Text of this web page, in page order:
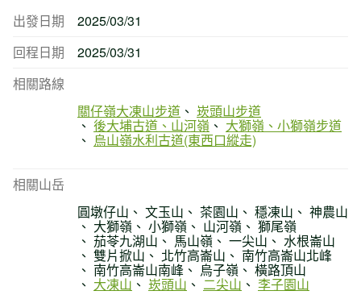
出發日期
2025/03/31
回程日期
2025/03/31
相關路線
關仔嶺大凍山步道
崁頭山步道
後大埔古道、山河嶺 大獅嶺、小獅嶺步道
烏山嶺水利古道(東西口縱走)
相關山岳
圓墩仔山
文玉山 茶園山 穩凍山 神農山
大獅嶺 小獅嶺 山河嶺 獅尾嶺
茄苓九湖山 馬山嶺 一尖山 水根崙山
雙片掀山 北竹高崙山 南竹高崙山北峰
南竹高崙山南峰 烏子嶺 橫路頂山
大凍山 崁頭山 二尖山 李子園山